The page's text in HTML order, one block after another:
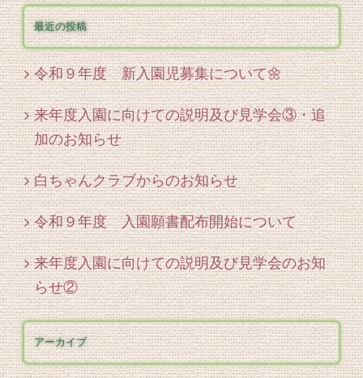
…
最近の投稿
令和９年度 新入園児募集について🌼
来年度入園に向けての説明及び見学会③・追
加のお知らせ
白ちゃんクラブからのお知らせ
令和９年度 入園願書配布開始について
来年度入園に向けての説明及び見学会のお知
らせ②
アーカイブ